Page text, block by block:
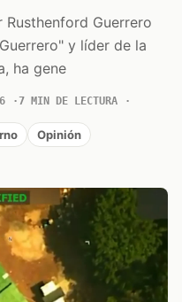
Guerrero
y líder de la
ha gene
7 MIN DE LECTURA
Opinión